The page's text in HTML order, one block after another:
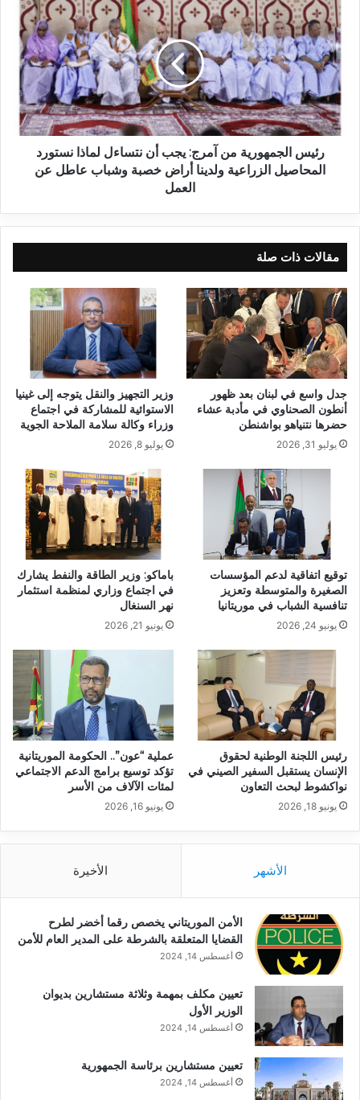
رئيس الجمهورية من آمرج: يجب أن نتساءل لماذا نستورد
المحاصيل الزراعية ولدينا أراض خصبة وشباب عاطل عن
العمل
مقالات ذات صلة
جدل واسع في لبنان بعد ظهور
أنطون الصحناوي في مأدبة عشاء
حضرها نتنياهو بواشنطن
يوليو 31, 2026
وزير التجهيز والنقل يتوجه إلى غينيا
الاستوائية للمشاركة في اجتماع
وزراء وكالة سلامة الملاحة الجوية
يوليو 8, 2026
توقيع اتفاقية لدعم المؤسسات
الصغيرة والمتوسطة وتعزيز
تنافسية الشباب في موريتانيا
يونيو 24, 2026
باماكو: وزير الطاقة والنفط يشارك
في اجتماع وزاري لمنظمة استثمار
نهر السنغال
يونيو 21, 2026
رئيس اللجنة الوطنية لحقوق
الإنسان يستقبل السفير الصيني في
نواكشوط لبحث التعاون
يونيو 18, 2026
عملية “عون”.. الحكومة الموريتانية
تؤكد توسيع برامج الدعم الاجتماعي
لمئات الآلاف من الأسر
يونيو 16, 2026
الأشهر الأخيرة
الأمن الموريتاني يخصص رقما أخضر لطرح
القضايا المتعلقة بالشرطة على المدير العام للأمن
أغسطس 14, 2024
تعيين مكلف بمهمة وثلاثة مستشارين بديوان
الوزير الأول
أغسطس 14, 2024
تعيين مستشارين برئاسة الجمهورية
أغسطس 14, 2024